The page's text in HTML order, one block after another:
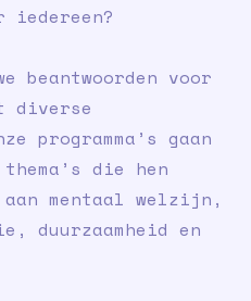
beantwoorden voor
diverse
programma’s gaan
die hen
aan mentaal welzijn,
en